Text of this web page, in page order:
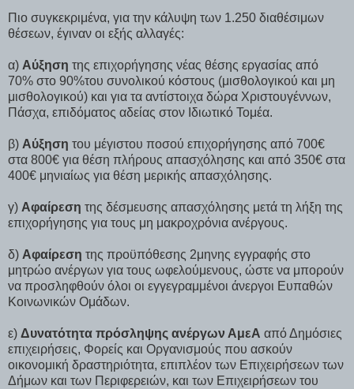
Πιο συγκεκριμένα, για την κάλυψη των 1.250 διαθέσιμων
θέσεων, έγιναν οι εξής αλλαγές:
α) Αύξηση της επιχορήγησης νέας θέσης εργασίας από
70% στο 90%του συνολικού κόστους (μισθολογικού και μη
μισθολογικού) και για τα αντίστοιχα δώρα Χριστουγέννων,
Πάσχα, επιδόματος αδείας στον Ιδιωτικό Τομέα.
β) Αύξηση του μέγιστου ποσού επιχορήγησης από 700€
στα 800€ για θέση πλήρους απασχόλησης και από 350€ στα
400€ μηνιαίως για θέση μερικής απασχόλησης.
γ) Αφαίρεση της δέσμευσης απασχόλησης μετά τη λήξη της
επιχορήγησης για τους μη μακροχρόνια ανέργους.
δ) Αφαίρεση της προϋπόθεσης 2μηνης εγγραφής στο
μητρώο ανέργων για τους ωφελούμενους, ώστε να μπορούν
να προσληφθούν όλοι οι εγγεγραμμένοι άνεργοι Ευπαθών
Κοινωνικών Ομάδων.
ε) Δυνατότητα πρόσληψης ανέργων ΑμεΑ από Δημόσιες
επιχειρήσεις, Φορείς και Οργανισμούς που ασκούν
οικονομική δραστηριότητα, επιπλέον των Επιχειρήσεων των
Δήμων και των Περιφερειών, και των Επιχειρήσεων του